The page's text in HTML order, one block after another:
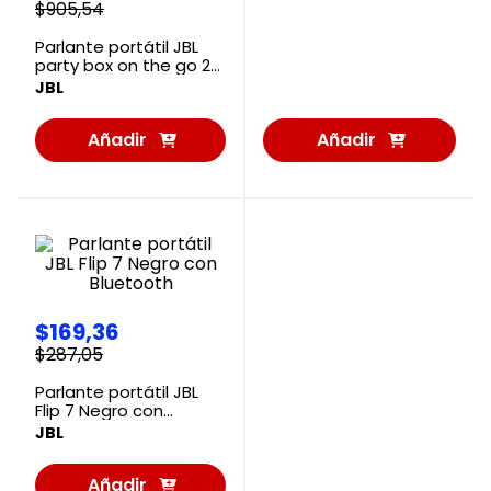
$905,54
Parlante portátil JBL
party box on the go 2
Negro
JBL
Añadir
al
Añadir
al
$169,36
$287,05
Parlante portátil JBL
Flip 7 Negro con
Bluetooth
JBL
Añadir